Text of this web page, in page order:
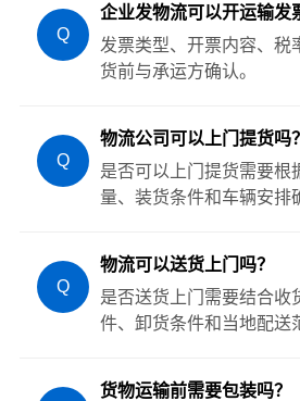
Q
企业发物流可以开运输发
发票类型、开票内容、税
货前与承运方确认。
Q
物流公司可以上门提货吗？
是否可以上门提货需要根
量、装货条件和车辆安排
Q
物流可以送货上门吗？
是否送货上门需要结合收
件、卸货条件和当地配送
货物运输前需要包装吗？